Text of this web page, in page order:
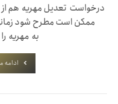
درخواست تعدیل مهریه هم
ممکن است مطرح شود
به مهریه